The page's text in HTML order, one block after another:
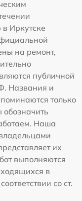
Иркутске
на ремонт,
публичной
Названия и
только
Наша
их
выполняются
в
со ст.